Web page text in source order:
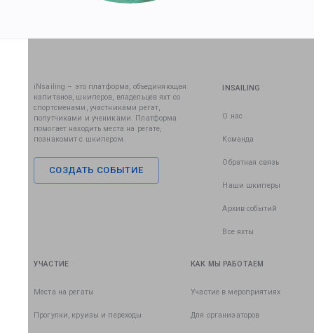
iNsailing – это платформа, объединяющая
капитанов, шкиперов, владельцев яхт со
спортсменами, участниками регат,
попутчиками и учениками. Платформа
помогает находить места на регате,
познакомит с шкипером.
СОЗДАТЬ СОБЫТИЕ
INSAILING
О нас
Команда
Обратная связь
Наши шкиперы
Архив событий
Все яхты
УЧАСТИЕ
Места на регаты
Прогулки, круизы и переходы
КАК МЫ РАБОТАЕМ
Участие в мероприятиях
Для организаторов